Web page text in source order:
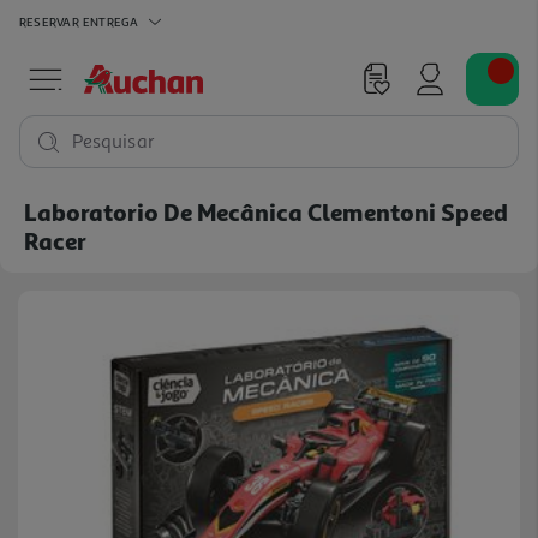
RESERVAR ENTREGA
Pesquisar
Laboratorio De Mecânica Clementoni Speed
Racer